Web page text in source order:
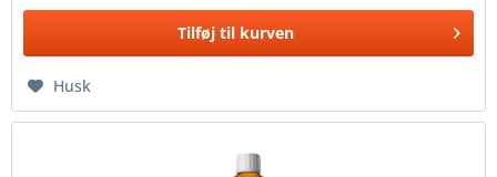
Tilføj til kurven
Husk